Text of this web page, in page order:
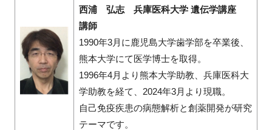
西浦 弘志 兵庫医科大学 遺伝学講座
講師
1990年3月に鹿児島大学歯学部を卒業後、
熊本大学にて医学博士を取得。
1996年4月より熊本大学助教、兵庫医科大
学助教を経て、2024年3月より現職。
自己免疫疾患の病態解析と創薬開発が研究
テーマです。